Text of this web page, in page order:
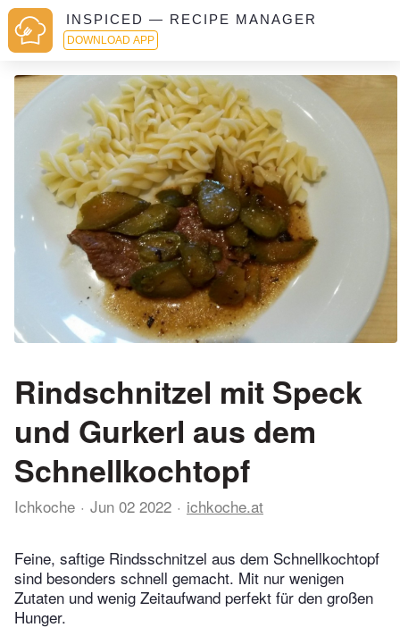
INSPICED — RECIPE MANAGER
DOWNLOAD APP
Rindschnitzel mit Speck
und Gurkerl aus dem
Schnellkochtopf
Ichkoche Jun 02 2022 ichkoche.at
Feine, saftige Rindsschnitzel aus dem Schnellkochtopf
sind besonders schnell gemacht. Mit nur wenigen
Zutaten und wenig Zeitaufwand perfekt für den großen
Hunger.